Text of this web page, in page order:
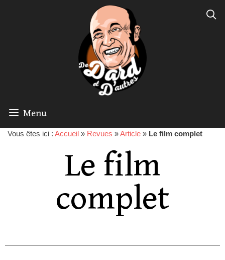
Menu
Vous êtes ici : Accueil » Revues »Article » Le film complet
Le film
complet